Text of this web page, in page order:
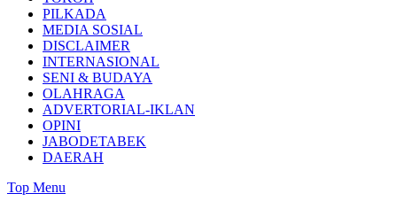
PILKADA
MEDIA SOSIAL
DISCLAIMER
INTERNASIONAL
SENI & BUDAYA
OLAHRAGA
ADVERTORIAL-IKLAN
OPINI
JABODETABEK
DAERAH
Top Menu